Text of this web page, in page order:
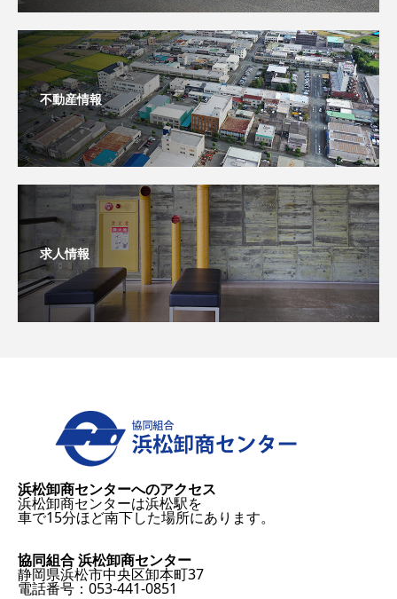
不動産情報
求人情報
浜松卸商センターへのアクセス
浜松卸商センターは浜松駅を
車で15分ほど南下した場所にあります。
協同組合 浜松卸商センター
静岡県浜松市中央区卸本町37
電話番号：053-441-0851